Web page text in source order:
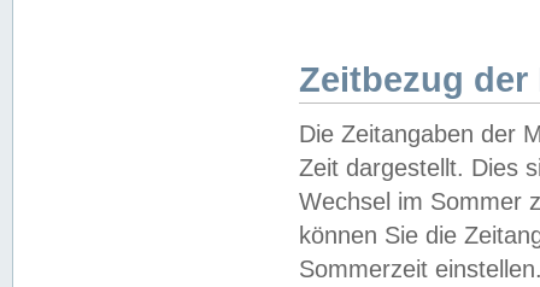
Zeitbezug der
Die Zeitangaben der
Zeit dargestellt. Dies
Wechsel im Sommer
können Sie die
Sommerzeit